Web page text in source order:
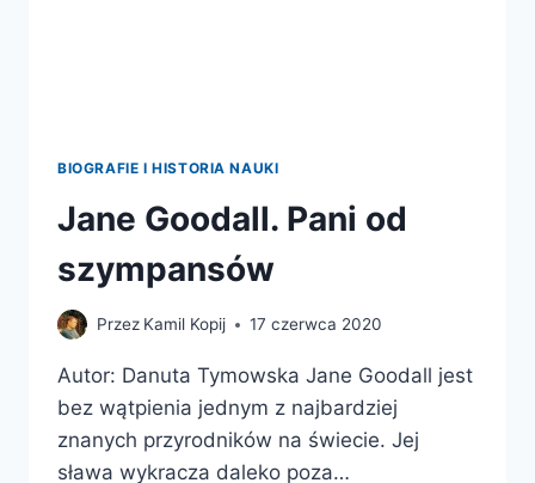
BIOGRAFIE I HISTORIA NAUKI
Jane Goodall. Pani od
szympansów
Przez Kamil Kopij 17 czerwca 2020
Autor: Danuta Tymowska Jane Goodall jest
bez wątpienia jednym z najbardziej
znanych przyrodników na świecie. Jej
sława wykracza daleko poza…